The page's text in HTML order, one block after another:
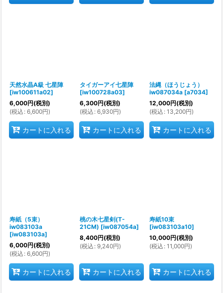
天然水晶A級 七星陣
[iw100611a02]
6,000円(税別)
(税込 : 6,600円)
カートに入れる
タイガーアイ七星陣
[iw100728a03]
6,300円(税別)
(税込 : 6,930円)
カートに入れる
法縄（ほうじょう）
iw087034a [a7034]
12,000円(税別)
(税込 : 13,200円)
カートに入れる
寿紙（5束）
iw083103a
[iw083103a]
6,000円(税別)
(税込 : 6,600円)
カートに入れる
桃の木七星剣(T-
21CM) [iw087054a]
8,400円(税別)
(税込 : 9,240円)
カートに入れる
寿紙10束
[iw083103a10]
10,000円(税別)
(税込 : 11,000円)
カートに入れる